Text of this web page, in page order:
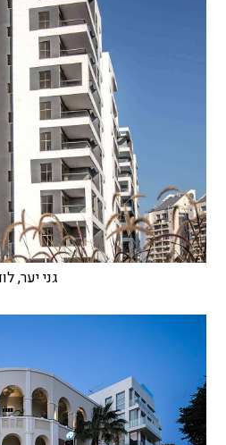
גני יער,